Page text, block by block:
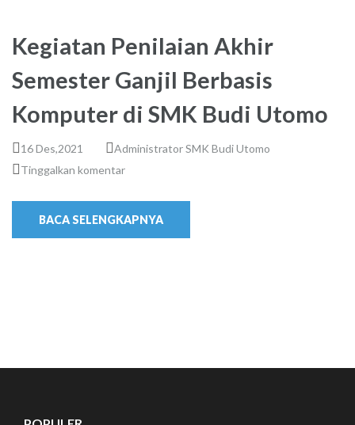
Kegiatan Penilaian Akhir
Semester Ganjil Berbasis
Komputer di SMK Budi Utomo
16 Des,2021
Administrator SMK Budi Utomo
Tinggalkan komentar
BACA SELENGKAPNYA